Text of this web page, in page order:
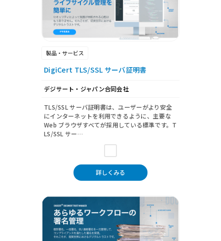
製品・サービス
DigiCert TLS/SSL サーバ証明書
デジサート・ジャパン合同会社
TLS/SSL サーバ証明書は、ユーザーがより安全
にインターネットを利用できるように、主要な
Web ブラウザすべてが採用している標準です。T
LS/SSL サー…
詳しくみる